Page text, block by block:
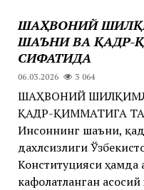
ШАҲВОНИЙ
ШАЪНИ ВА ҚАДР-
СИФАТИДА
06.03.2026 3 064
ШАҲВОНИЙ
ҚАДР-ҚИММАТИГА
Инсоннинг шаъни,
дахлсизлиги
Конституцияси
кафолатланган